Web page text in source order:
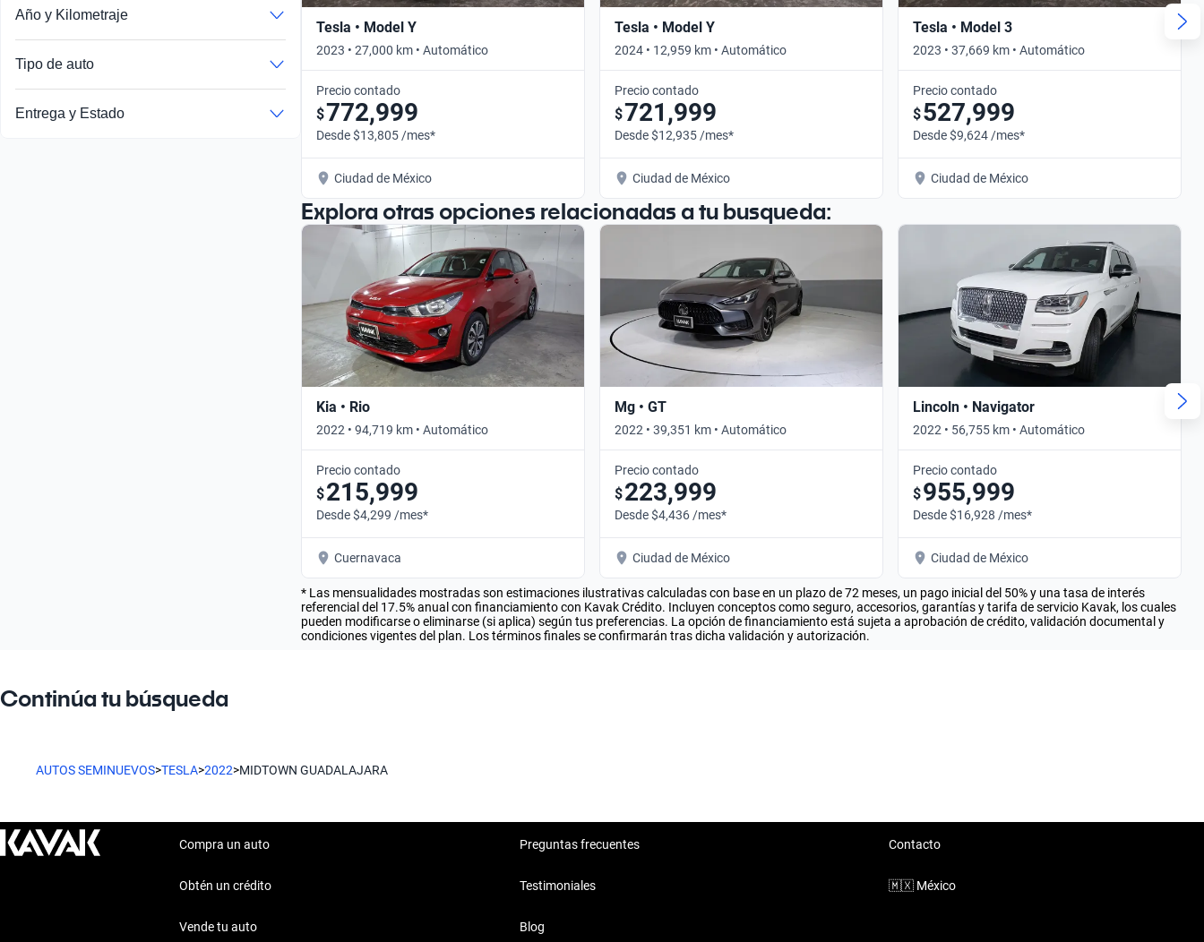
Año y Kilometraje
Tipo de auto
Entrega y Estado
Tesla • Model Y
2023 • 27,000 km • Automático
Precio contado
$772,999
Desde $13,805 /mes*
Ciudad de México
Tesla • Model Y
2024 • 12,959 km • Automático
Precio contado
$721,999
Desde $12,935 /mes*
Ciudad de México
Tesla • Model 3
2023 • 37,669 km • Automático
Precio contado
$527,999
Desde $9,624 /mes*
Ciudad de México
Explora otras opciones relacionadas a tu busqueda:
Kia • Rio
2022 • 94,719 km • Automático
Precio contado
$215,999
Desde $4,299 /mes*
Cuernavaca
Mg • GT
2022 • 39,351 km • Automático
Precio contado
$223,999
Desde $4,436 /mes*
Ciudad de México
Lincoln • Navigator
2022 • 56,755 km • Automático
Precio contado
$955,999
Desde $16,928 /mes*
Ciudad de México
* Las mensualidades mostradas son estimaciones ilustrativas calculadas con base en un plazo de 72 meses, un pago inicial del 50% y una tasa de interés
referencial del 17.5% anual con financiamiento con Kavak Crédito. Incluyen conceptos como seguro, accesorios, garantías y tarifa de servicio Kavak, los cuales
pueden modificarse o eliminarse (si aplica) según tus preferencias. La opción de financiamiento está sujeta a aprobación de crédito, validación documental y
condiciones vigentes del plan. Los términos finales se confirmarán tras dicha validación y autorización.
Continúa tu búsqueda
AUTOS SEMINUEVOS>TESLA>2022>MIDTOWN GUADALAJARA
Compra un auto
Obtén un crédito
Vende tu auto
Preguntas frecuentes
Testimoniales
Blog
Contacto
🇲🇽 México